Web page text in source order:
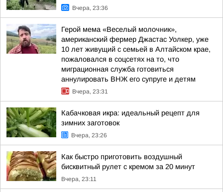
Вчера, 23:36
Герой мема «Веселый молочник»,
американский фермер Джастас Уолкер, уже
10 лет живущий с семьей в Алтайском крае,
пожаловался в соцсетях на то, что
миграционная служба готовиться
аннулировать ВНЖ его супруге и детям
Вчера, 23:31
Кабачковая икра: идеальный рецепт для
зимних заготовок
Вчера, 23:26
Как быстро приготовить воздушный
бисквитный рулет с кремом за 20 минут
Вчера, 23:11